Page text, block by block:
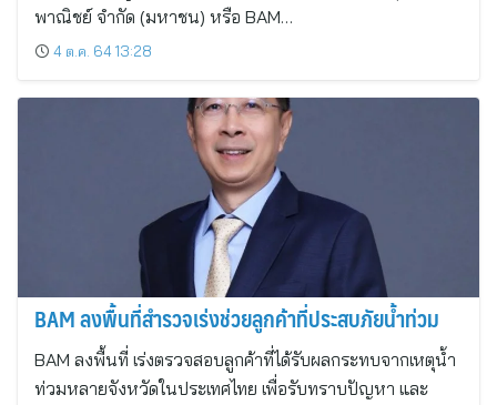
พาณิชย์ จำกัด (มหาชน) หรือ BAM…
4 ต.ค. 64 13:28
BAM ลงพื้นที่สำรวจเร่งช่วยลูกค้าที่ประสบภัยน้ำท่วม
BAM ลงพื้นที่ เร่งตรวจสอบลูกค้าที่ได้รับผลกระทบจากเหตุน้ำ
ท่วมหลายจังหวัดในประเทศไทย เพื่อรับทราบปัญหา และ